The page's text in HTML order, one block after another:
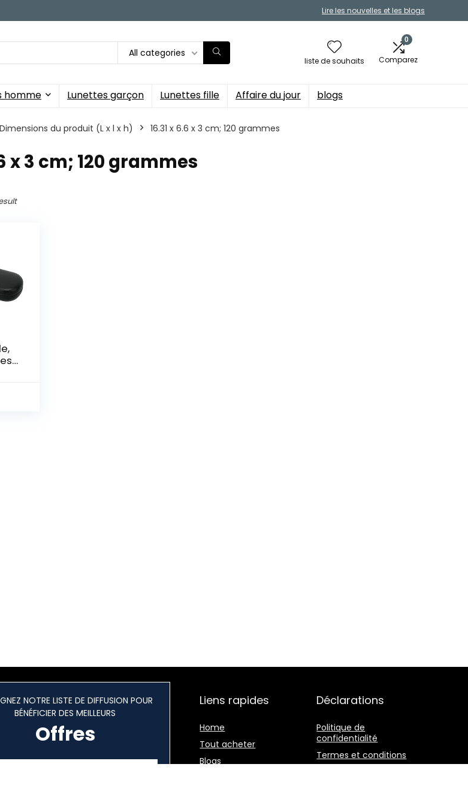
Lire les nouvelles et les blogs
All categories
liste de souhaits
0
Comparez
homme Lunettes garçon Lunettes fille Affaire du jour blogs
du produit (L x l x h) ‎16.31 x 6.6 x 3 cm; 120 grammes
x 3 cm; 120 grammes
NOTRE LISTE DE DIFFUSION POUR
BÉNÉFICIER DES MEILLEURS
Offres
Liens rapides
Home
Tout acheter
Blogs
Déclarations
Politique de
confidentialité
Termes et conditions